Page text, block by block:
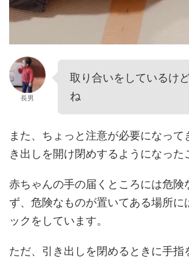
長男
取り合いをしているけ
ね
また、ちょっと注意が必要になって
き出しを開け閉めするようになった
赤ちゃんの手の届くところには危険
ず、危険なものが置いてある場所に
ックをしています。
ただ、引き出しを閉めるときに手指